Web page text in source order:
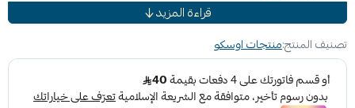
الدقيقة، يضمن هذا المنفاخ تنظيفًا فعالاً وسريعًا.
استخدام متعدد الاستخدامات: مثالي لإزالة الغبار والحطام
والأوراق والقصاصات من ورشة العمل والفناء الخلفي والممرات
قراءة المزيد
تصنيف المنتج:منتجات اوسكو